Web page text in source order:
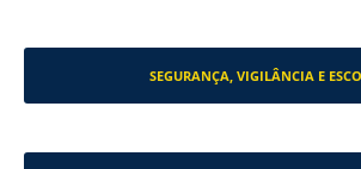
SEGURANÇA, VIGILÂNCIA E